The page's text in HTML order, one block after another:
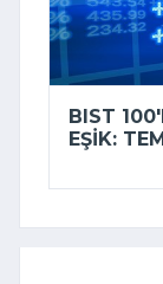
BIST
EŞIK: